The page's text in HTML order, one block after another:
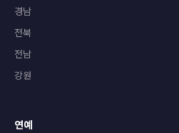
경남
전북
전남
강원
연예